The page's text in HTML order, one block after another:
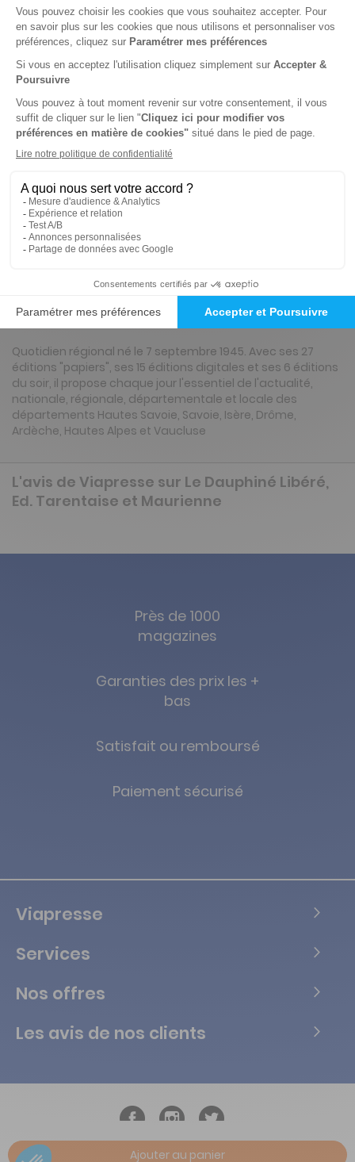
Papier
Je choisis une durée
-15%
Abonnement 1 an
364 n° • Papier + Web
447€
Tarif France métropolitaine
Renouvellement à date d’anniversaire
Ajouter au panier
Présentation du magazine Le Dauphiné
Libéré, Ed. Tarentaise et Maurienne
Quotidien régional né le 7 septembre 1945. Avec ses 27
éditions "papiers", ses 15 éditions digitales et ses 6 éditions
du soir, il propose chaque jour l'essentiel de l'actualité,
nationale, régionale, départementale et locale des
départements Hautes Savoie, Savoie, Isère, Drôme,
Ardèche, Hautes Alpes et Vaucluse
L'avis de Viapresse sur Le Dauphiné Libéré,
Ed. Tarentaise et Maurienne
Près de 1000
magazines
Garanties des prix les +
bas
Satisfait ou remboursé
Paiement sécurisé
Viapresse
Services
Nos offres
Les avis de nos clients
Copyright © Tous droits réservés Vialife - 2026.